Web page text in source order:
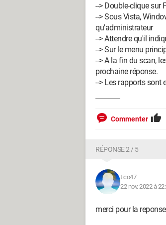
--> Double-clique sur
--> Sous Vista,
qu'administrateur
--> Attendre qu'il
--> Sur le menu
--> A la fin du scan,
prochaine réponse.
--> Les rapports
Commenter
RÉPONSE 2 / 5
tico47
22 nov. 2022 à
merci pour la